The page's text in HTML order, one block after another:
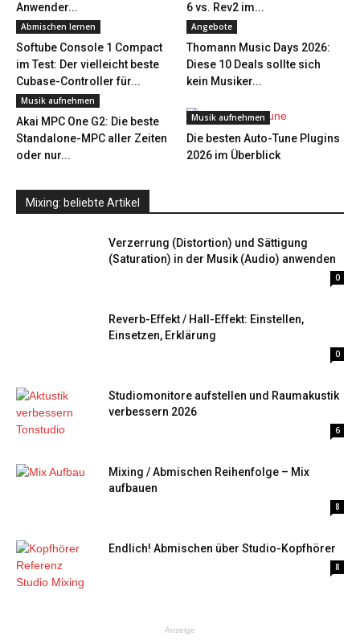
Anwender...
6 vs. Rev2 im...
Abmischen lernen
Softube Console 1 Compact
im Test: Der vielleicht beste
Cubase-Controller für...
Angebote
Thomann Music Days 2026:
Diese 10 Deals sollte sich
kein Musiker...
Musik aufnehmen
Akai MPC One G2: Die beste
Standalone-MPC aller Zeiten
oder nur...
Musik aufnehmen
Die besten Auto-Tune Plugins
2026 im Überblick
Mixing: beliebte Artikel
Verzerrung (Distortion) und Sättigung
(Saturation) in der Musik (Audio) anwenden
0
Reverb-Effekt / Hall-Effekt: Einstellen,
Einsetzen, Erklärung
0
Studiomonitore aufstellen und Raumakustik
verbessern 2026
6
Mixing / Abmischen Reihenfolge – Mix
aufbauen
8
Endlich! Abmischen über Studio-Kopfhörer
8
Anzeige